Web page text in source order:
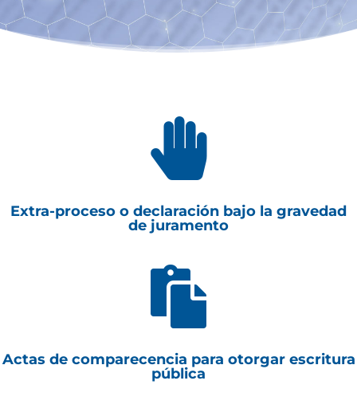

Extra-proceso o declaración bajo la gravedad
de juramento

Actas de comparecencia para otorgar escritura
pública